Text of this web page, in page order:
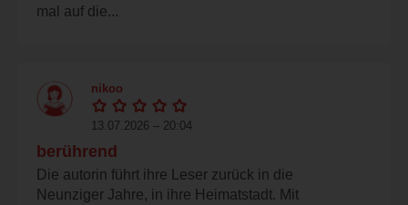
mal auf die...
nikoo
13.07.2026 – 20:04
berührend
Die autorin führt ihre Leser zurück in die
Neunziger Jahre, in ihre Heimatstadt. Mit